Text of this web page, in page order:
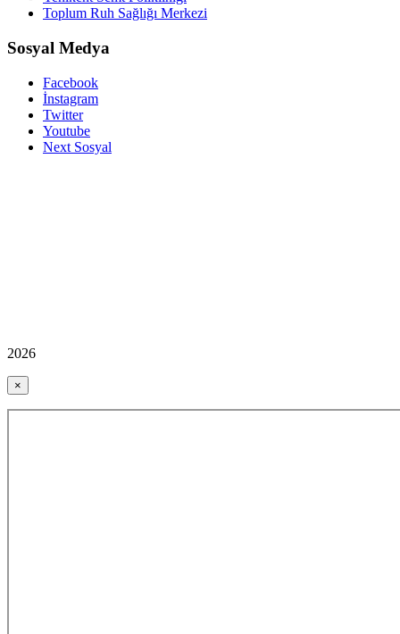
Toplum Ruh Sağlığı Merkezi
Sosyal Medya
Facebook
İnstagram
Twitter
Youtube
Next Sosyal
2026
×